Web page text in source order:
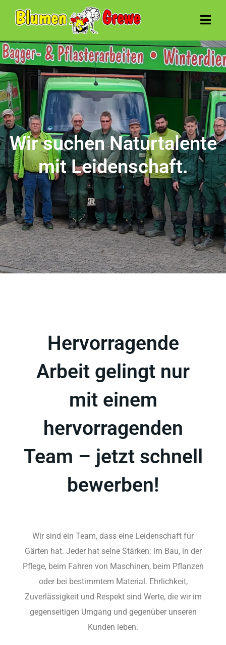
Wir suchen Naturtalente
mit Leidenschaft.
Hervorragende
Arbeit gelingt nur
mit einem
hervorragenden
Team – jetzt schnell
bewerben!
Wir sind ein Team, dass eine Leidenschaft für
Gärten hat. Jeder hat seine Stärken: im Bau, in der
Pflege, beim Fahren von Maschinen, beim Pflanzen
oder bei bestimmtem Material. Ehrlichkeit,
Zuverlässigkeit und Respekt sind Werte, die wir im
gegenseitigen Umgang und gegenüber unseren
Kunden leben.